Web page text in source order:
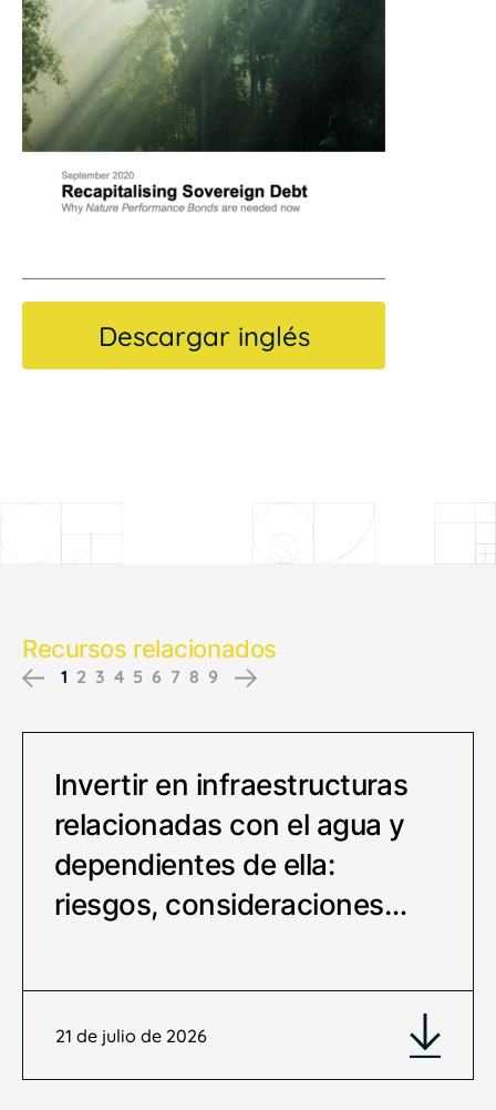
Descargar inglés
Recursos relacionados
Previous
1 2 3 4 5 6 7 8 9
Invertir en infraestructuras
relacionadas con el agua y
dependientes de ella:
riesgos, consideraciones…
21 de julio de 2026